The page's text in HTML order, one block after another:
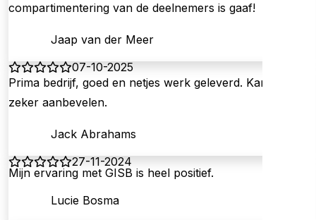
compartimentering van de deelnemers is gaaf!
Jaap van der Meer
07-10-2025
Prima bedrijf, goed en netjes werk geleverd. Kan ze
zeker aanbevelen.
Jack Abrahams
27-11-2024
Mijn ervaring met GISB is heel positief.
Lucie Bosma